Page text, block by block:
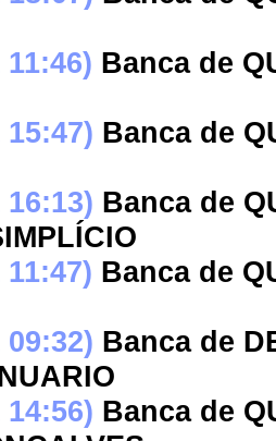
11:46) Banca de
15:47) Banca de
16:13) Banca de
11:47) Banca de
09:32) Banca de
14:56) Banca de